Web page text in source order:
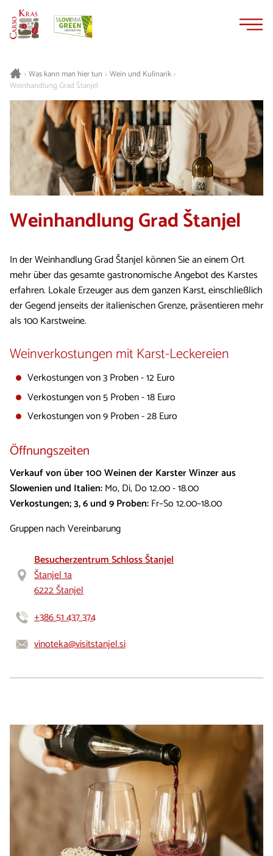
>Was kann man hier tun > Wein und Kulinarik>
Weinhandlung Grad Štanjel
Weinhandlung Grad Štanjel
In der Weinhandlung Grad Štanjel können Sie an einem Ort
mehr über das gesamte gastronomische Angebot des Karstes
erfahren. Lokale Erzeuger aus dem ganzen Karst, einschließlich
der Gegend jenseits der italienischen Grenze, präsentieren mehr
als 100 Karstweine.
Weinverkostungen mit Karst-Leckereien
Verkostungen von 3 Proben - 12 Euro
Verkostungen von 5 Proben - 18 Euro
Verkostungen von 9 Proben - 28 Euro
Öffnungszeiten
Verkauf von über 100 Weinen der Karster Winzer aus
Slowenien und Italien:Mo, Di, Do 12.00 - 18.00
Verkostungen; 3, 6 und 9 Proben:Fr–So 12.00–18.00
Gruppen nach Vereinbarung
Besucherzentrum Schloss Štanjel
Štanjel 1a
6222 Štanjel
+386 51 437 374
vinoteka@visitstanjel.si